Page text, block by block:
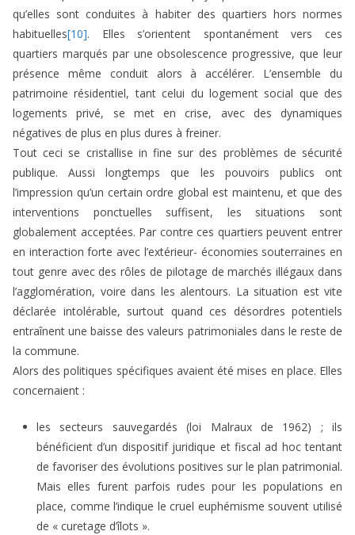
qu’elles sont conduites à habiter des quartiers hors normes
habituelles[10]. Elles s’orientent spontanément vers ces
quartiers marqués par une obsolescence progressive, que leur
présence même conduit alors à accélérer. L’ensemble du
patrimoine résidentiel, tant celui du logement social que des
logements privé, se met en crise, avec des dynamiques
négatives de plus en plus dures à freiner.
Tout ceci se cristallise in fine sur des problèmes de sécurité
publique. Aussi longtemps que les pouvoirs publics ont
l’impression qu’un certain ordre global est maintenu, et que des
interventions ponctuelles suffisent, les situations sont
globalement acceptées. Par contre ces quartiers peuvent entrer
en interaction forte avec l’extérieur- économies souterraines en
tout genre avec des rôles de pilotage de marchés illégaux dans
l’agglomération, voire dans les alentours. La situation est vite
déclarée intolérable, surtout quand ces désordres potentiels
entraînent une baisse des valeurs patrimoniales dans le reste de
la commune.
Alors des politiques spécifiques avaient été mises en place. Elles
concernaient :
les secteurs sauvegardés (loi Malraux de 1962) ; ils
bénéficient d’un dispositif juridique et fiscal ad hoc tentant
de favoriser des évolutions positives sur le plan patrimonial.
Mais elles furent parfois rudes pour les populations en
place, comme l’indique le cruel euphémisme souvent utilisé
de « curetage d’îlots ».